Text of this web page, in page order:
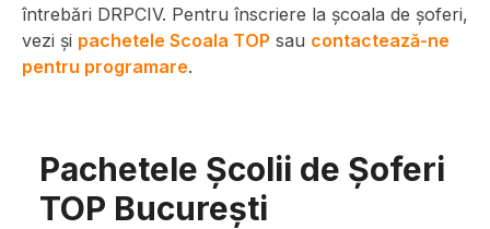
întrebări DRPCIV. Pentru înscriere la școala de șoferi,
vezi și pachetele Scoala TOP sau contactează-ne
pentru programare.
Pachetele Școlii de Șoferi
TOP București